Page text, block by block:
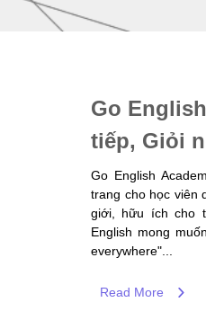
Go
tiếp, Giỏi
Go English
trang cho học viên
giới, hữu ích cho
English mong
everywhere"...
Read More